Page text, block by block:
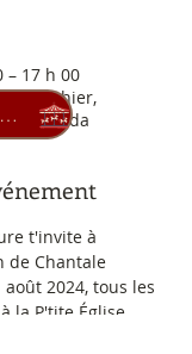
– 17 h 00
Gauthier,
Canada
t'invite à
de Chantale
2024, tous les
la P'tite Église,
Retourner au carrousel